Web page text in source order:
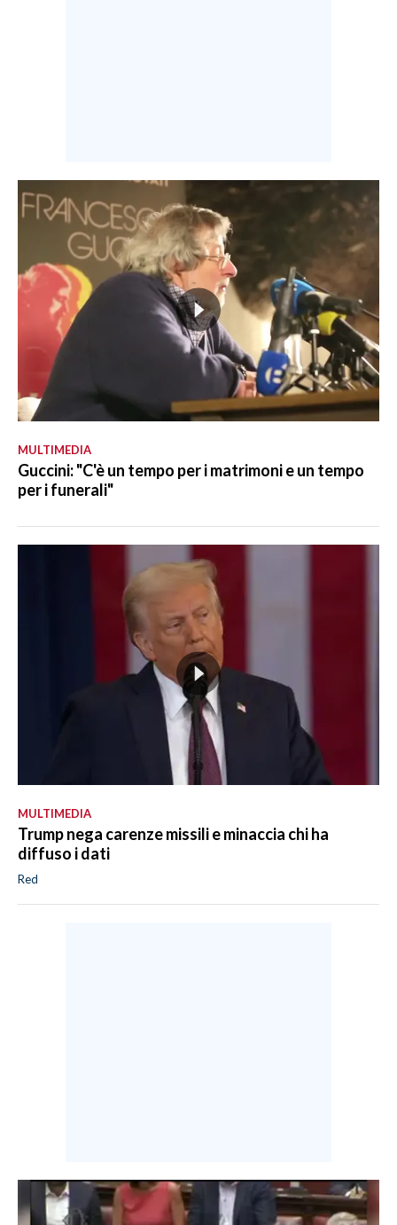
MULTIMEDIA
Guccini: "C'è un tempo per i matrimoni e un tempo
per i funerali"
MULTIMEDIA
Trump nega carenze missili e minaccia chi ha
diffuso i dati
Red